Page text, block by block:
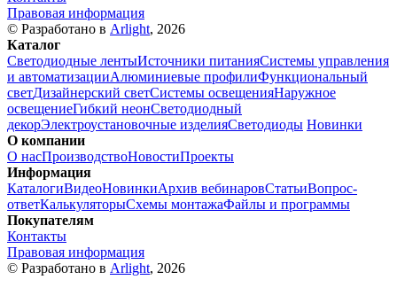
Правовая информация
© Разработано в Arlight, 2026
Каталог
Светодиодные лентыИсточники питанияСистемы управления
и автоматизацииАлюминиевые профилиФункциональный
светДизайнерский светСистемы освещенияНаружное
освещениеГибкий неонСветодиодный
декорЭлектроустановочные изделияСветодиоды Новинки
О компании
О насПроизводствоНовостиПроекты
Информация
КаталогиВидеоНовинкиАрхив вебинаровСтатьиВопрос-
ответКалькуляторыСхемы монтажаФайлы и программы
Покупателям
Контакты
Правовая информация
© Разработано в Arlight, 2026